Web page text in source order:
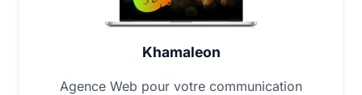
Khamaleon
Agence Web pour votre communication